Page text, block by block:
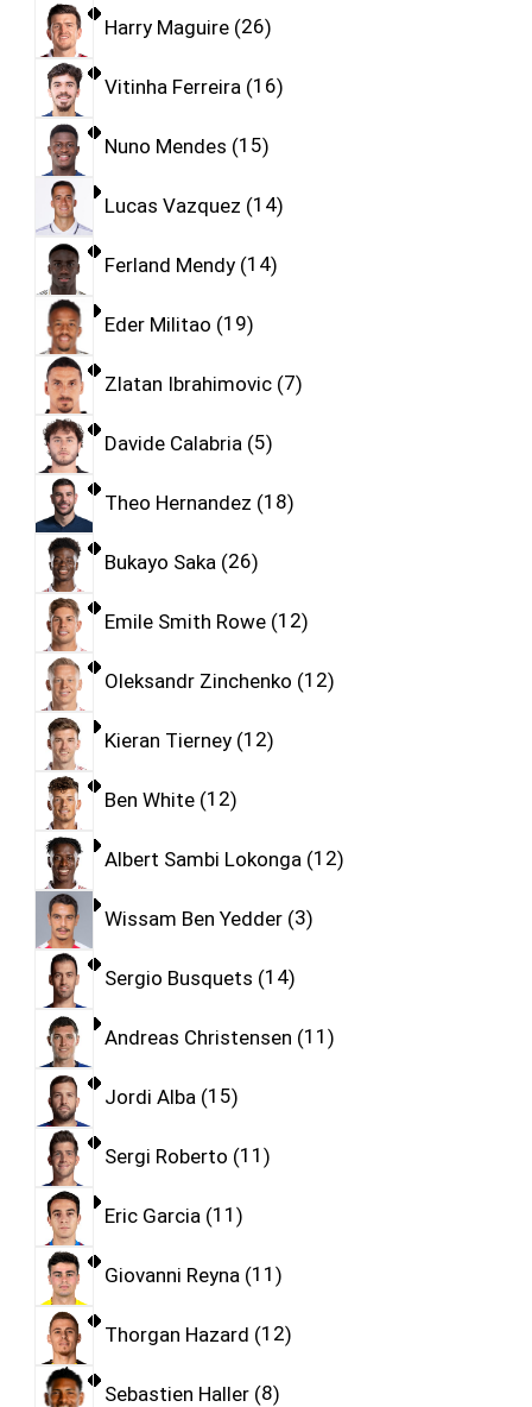
Harry Maguire 26
Vitinha Ferreira 16
Nuno Mendes 15
Lucas Vazquez 14
Ferland Mendy 14
Eder Militao 19
Zlatan Ibrahimovic 7
Davide Calabria 5
Theo Hernandez 18
Bukayo Saka 26
Emile Smith Rowe 12
Oleksandr Zinchenko 12
Kieran Tierney 12
Ben White 12
Albert Sambi Lokonga 12
Wissam Ben Yedder 3
Sergio Busquets 14
Andreas Christensen 11
Jordi Alba 15
Sergi Roberto 11
Eric Garcia 11
Giovanni Reyna 11
Thorgan Hazard 12
Sebastien Haller 8